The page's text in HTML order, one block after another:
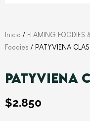
Inicio / FLAMING FOODIES
Foodies / PATYVIENA
PATYVIENA
$2.850